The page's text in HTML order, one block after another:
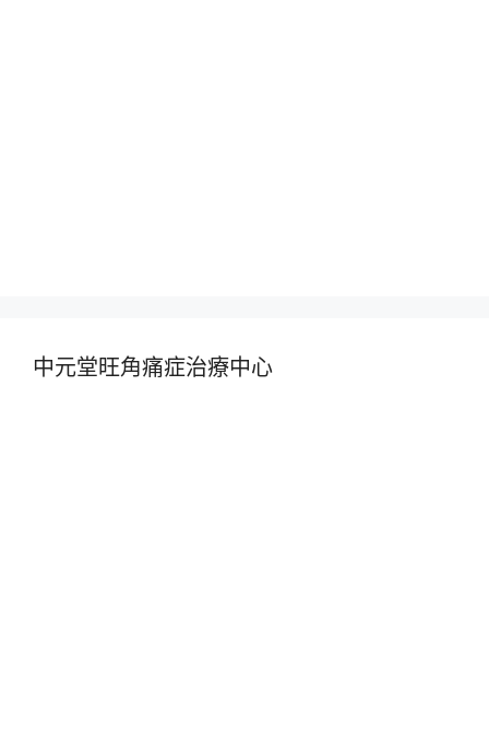
中元堂旺角痛症治療中心